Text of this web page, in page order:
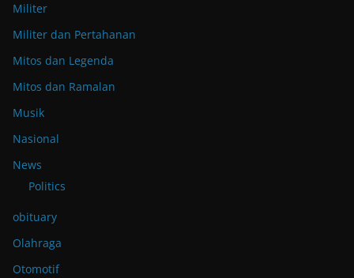
Militer
Militer dan Pertahanan
Mitos dan Legenda
Mitos dan Ramalan
Musik
Nasional
News
Politics
obituary
Olahraga
Otomotif